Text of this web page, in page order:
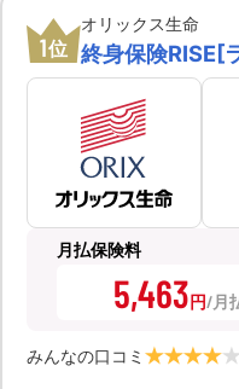
1位
オリックス生命
終身保険RISE[
月払保険料
5,463円
みんなの口コミ